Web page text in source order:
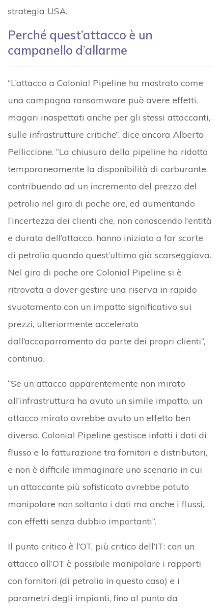
strategia USA.
Perché quest’attacco è un
campanello d’allarme
“L’attacco a Colonial Pipeline ha mostrato come
una campagna ransomware può avere effetti,
magari inaspettati anche per gli stessi attaccanti,
sulle infrastrutture critiche”, dice ancora Alberto
Pelliccione. “La chiusura della pipeline ha ridotto
temporaneamente la disponibilità di carburante,
contribuendo ad un incremento del prezzo del
petrolio nel giro di poche ore, ed aumentando
l’incertezza dei clienti che, non conoscendo l’entità
e durata dell’attacco, hanno iniziato a far scorte
di petrolio quando quest’ultimo già scarseggiava.
Nel giro di poche ore Colonial Pipeline si è
ritrovata a dover gestire una riserva in rapido
svuotamento con un impatto significativo sui
prezzi, ulteriormente accelerato
dall’accaparramento da parte dei propri clienti”,
continua.
“Se un attacco apparentemente non mirato
all’infrastruttura ha avuto un simile impatto, un
attacco mirato avrebbe avuto un effetto ben
diverso. Colonial Pipeline gestisce infatti i dati di
flusso e la fatturazione tra fornitori e distributori,
e non è difficile immaginare uno scenario in cui
un attaccante più sofisticato avrebbe potuto
manipolare non soltanto i dati ma anche i flussi,
con effetti senza dubbio importanti”.
Il punto critico è l’OT, più critico dell’IT: con un
attacco all’OT è possibile manipolare i rapporti
con fornitori (di petrolio in questo caso) e i
parametri degli impianti, fino al punto da